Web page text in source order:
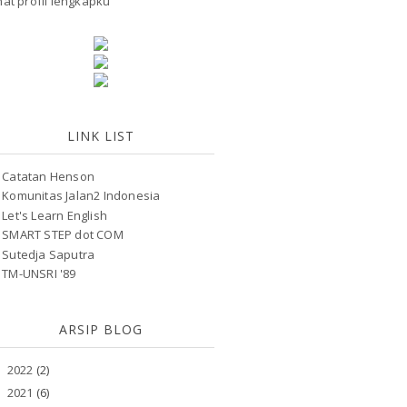
LINK LIST
Catatan Henson
Komunitas Jalan2 Indonesia
Let's Learn English
SMART STEP dot COM
Sutedja Saputra
TM-UNSRI '89
ARSIP BLOG
2022 (2)
2021 (6)